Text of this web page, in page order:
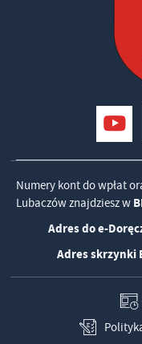
Numery kont do wpłat
Lubaczów znajdziesz w
Adres do e-
Adres skrzynki